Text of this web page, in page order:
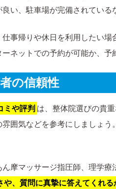
い、駐車場が完備されてい
事帰りや休日を利用したい場
ネットでの予約が可能か、
の信頼性
ミや評判 は、整体院選びの貴
囲気などを参考にしましょ
摩マッサージ指圧師、理学
や、質問に真摯に答えてくれる